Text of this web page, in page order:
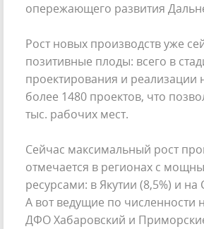
опережающего развития
Рост новых производств уже
позитивные плоды: всего в
проектирования и реализации
более 1480 проектов, что
тыс. рабочих мест.
Сейчас максимальный рост
отмечается в регионах с
ресурсами: в Якутии (8,5%) и на
А вот ведущие по численности
ДФО Хабаровский и